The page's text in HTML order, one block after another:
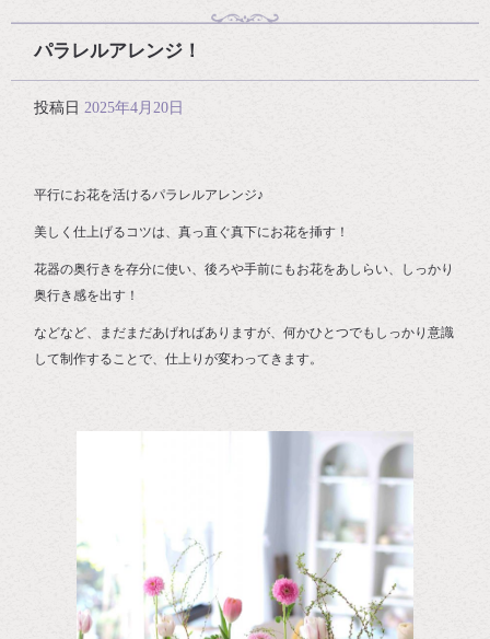
パラレルアレンジ！
投稿日 2025年4月20日
平行にお花を活けるパラレルアレンジ♪
美しく仕上げるコツは、真っ直ぐ真下にお花を挿す！
花器の奥行きを存分に使い、後ろや手前にもお花をあしらい、しっかり
奥行き感を出す！
などなど、まだまだあげればありますが、何かひとつでもしっかり意識
して制作することで、仕上りが変わってきます。